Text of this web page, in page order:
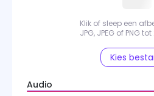
Klik of sleep een
JPG, JPEG of PNG
Kies
Audio